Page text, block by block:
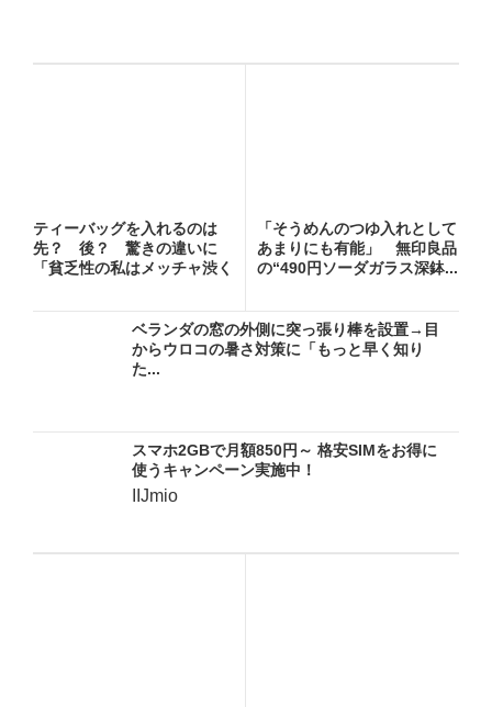
ティーバッグを入れるのは
先？ 後？ 驚きの違いに
「貧乏性の私はメッチャ渋く
「そうめんのつゆ入れとして
あまりにも有能」 無印良品
の“490円ソーダガラス深鉢...
ベランダの窓の外側に突っ張り棒を設置→目
からウロコの暑さ対策に「もっと早く知り
た...
スマホ2GBで月額850円～ 格安SIMをお得に
使うキャンペーン実施中！
IIJmio